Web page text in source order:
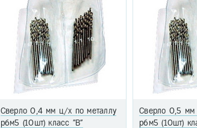
Сверло 0,4 мм ц/х по металлу
р6м5 (10шт) класс "В"
Сверло 0,5 мм
р6м5 (10шт)